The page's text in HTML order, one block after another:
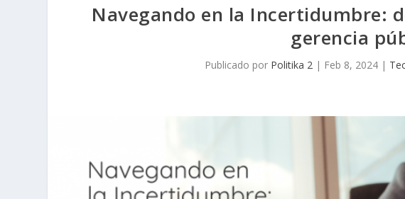
Navegando en la Incertidumbre:
gerencia
Publicado por Politika 2 | Feb 8, 2024|